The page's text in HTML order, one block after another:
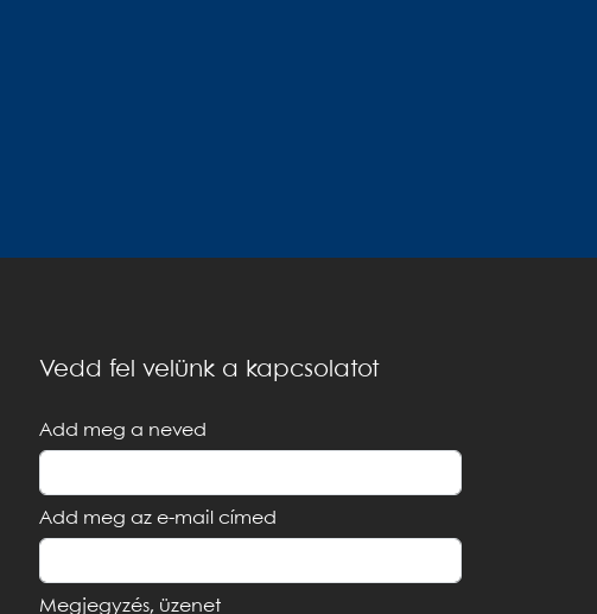
Vedd fel velünk a kapcsolatot
Add meg a neved
Add meg az e-mail címed
Megjegyzés, üzenet